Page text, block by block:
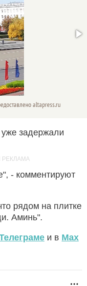
altapress.ru
задержали
- комментируют
рядом на плитке
Аминь".
и в Max